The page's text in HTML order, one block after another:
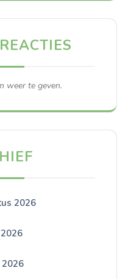
weer te geven.
2026